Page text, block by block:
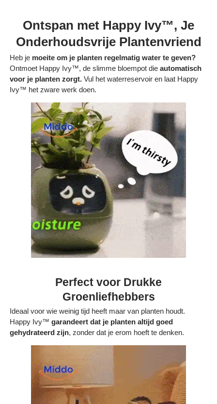
Contact
Over ons
Privacy policy
Alle categorieën
Bestelling volgen
Vacatures bij Middo
Veelgestelde vragen
Servicevoorwaarden
Betaalmogelijkheden
Bestelling herroepen
Ruilen en retourneren
Bestellingen & levering
Wij steunen KWF, doe je mee?
Ontspan met Happy Ivy™, Je
Onderhoudsvrije Plantenvriend
Heb je moeite om je planten regelmatig water te geven?
Ontmoet Happy Ivy™, de slimme bloempot die automatisch
voor je planten zorgt. Vul het waterreservoir en laat Happy
Ivy™ het zware werk doen.
Perfect voor Drukke
Groenliefhebbers
Ideaal voor wie weinig tijd heeft maar van planten houdt.
Happy Ivy™ garandeert dat je planten altijd goed
gehydrateerd zijn, zonder dat je erom hoeft te denken.